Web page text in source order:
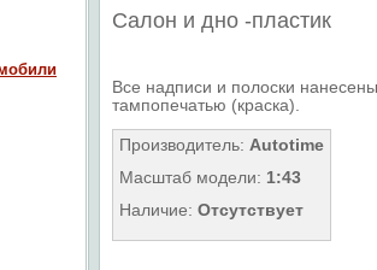
Салон и дно -пластик
Все надписи и полоски нанесены
тампопечатью (краска).
Производитель: Autotime
Масштаб модели: 1:43
Наличие: Отсутствует